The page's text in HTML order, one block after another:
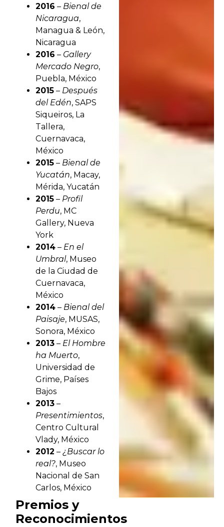
2016 – Bienal de
Nicaragua,
Managua & León,
Nicaragua
2016 – Gallery
Mercado Negro,
Puebla, México
2015 – Después
del Edén, SAPS
Siqueiros, La
Tallera,
Cuernavaca,
México
2015 – Bienal de
Yucatán, Macay,
Mérida, Yucatán
2015 – Profil
Perdu, MC
Gallery, Nueva
York
2014 – En el
Umbral, Museo
de la Ciudad de
Cuernavaca,
México
2014 – Bienal del
Paisaje, MUSAS,
Sonora, México
2013 – El Hombre
ha Muerto,
Universidad de
Grime, Países
Bajos
2013 –
Presentimientos,
Centro Cultural
Vlady, México
2012 –¿Buscar lo
real?, Museo
Nacional de San
Carlos, México
Premios y
Reconocimientos